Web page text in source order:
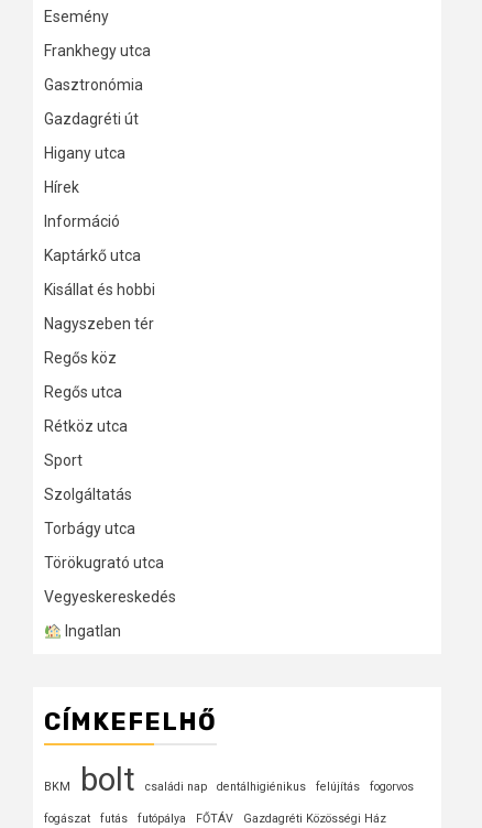
Esemény
Frankhegy utca
Gasztronómia
Gazdagréti út
Higany utca
Hírek
Információ
Kaptárkő utca
Kisállat és hobbi
Nagyszeben tér
Regős köz
Regős utca
Rétköz utca
Sport
Szolgáltatás
Torbágy utca
Törökugrató utca
Vegyeskereskedés
Ingatlan
CÍMKEFELHŐ
BKM bolt családi nap dentálhigiénikus felújítás fogorvos
fogászat futás futópálya FŐTÁV Gazdagréti Közösségi Ház